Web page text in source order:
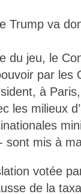
Trump va
du jeu, le
par les
à
les milieux
sont mis à
votée
de la